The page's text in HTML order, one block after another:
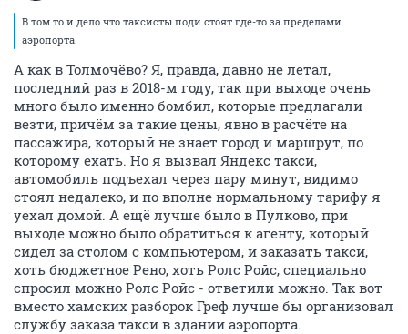
В том то и дело что таксисты поди стоят где-то за пределами
аэропорта.
А как в Толмочёво? Я, правда, давно не летал,
последний раз в 2018-м году, так при выходе очень
много было именно бомбил, которые предлагали
везти, причём за такие цены, явно в расчёте на
пассажира, который не знает город и маршрут, по
которому ехать. Но я вызвал Яндекс такси,
автомобиль подъехал через пару минут, видимо
стоял недалеко, и по вполне нормальному тарифу я
уехал домой. А ещё лучше было в Пулково, при
выходе можно было обратиться к агенту, который
сидел за столом с компьютером, и заказать такси,
хоть бюджетное Рено, хоть Ролс Ройс, специально
спросил можно Ролс Ройс - ответили можно. Так вот
вместо хамских разборок Греф лучше бы организовал
службу заказа такси в здании аэропорта.